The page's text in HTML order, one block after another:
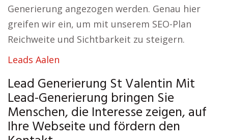
Generierung angezogen werden. Genau hier
greifen wir ein, um mit unserem SEO-Plan
Reichweite und Sichtbarkeit zu steigern.
Leads Aalen
Lead Generierung St Valentin Mit
Lead-Generierung bringen Sie
Menschen, die Interesse zeigen, auf
Ihre Webseite und fördern den